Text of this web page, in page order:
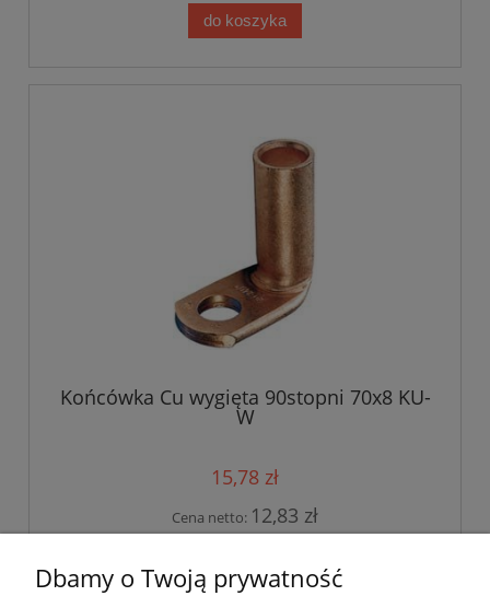
do koszyka
Końcówka Cu wygięta 90stopni 70x8 KU-
W
15,78 zł
Cena netto: 12,83 zł
Dbamy o Twoją prywatność